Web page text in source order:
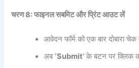
चरण 8: फाइनल सबमिट और प्रिंट आउट लें
आवेदन फॉर्म को एक बार दोबारा
अब ‘Submit’ के बटन पर क्लिक